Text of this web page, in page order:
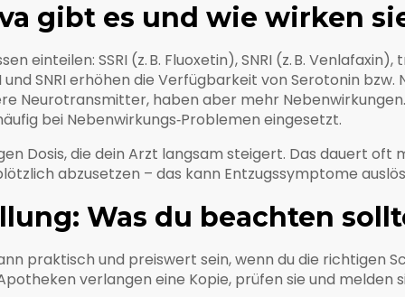
gibt es und wie wirken
einteilen: SSRI (z. B. Fluoxetin), SNRI (z. B.
SNRI erhöhen die Verfügbarkeit von Serotonin
Neurotransmitter, haben aber mehr
bei Nebenwirkungs‑Problemen eingesetzt.
Dosis, die dein Arzt langsam steigert. Das dauert oft
abzusetzen – das kann Entzugssymptome
Was du beachten
praktisch und preiswert sein, wenn du die richtigen
verlangen eine Kopie, prüfen sie und melden